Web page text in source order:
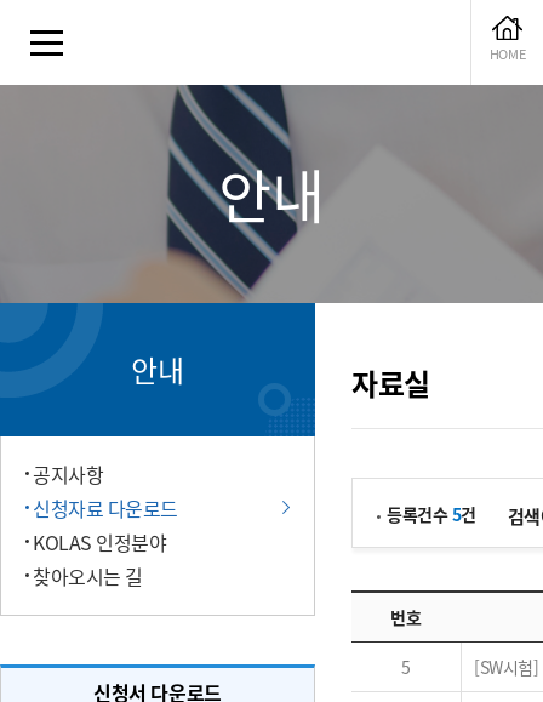
HOME
GS인증
안내
안내
공지사항
신청자료 다운로드
KOLAS 인정분야
찾아오시는 길
신청서 다운로드
자료실
등록건수5건 검
번호
5 [SW시험